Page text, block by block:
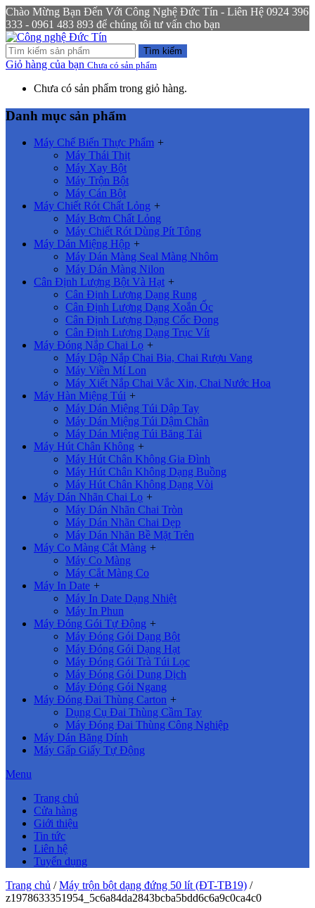
Chào Mừng Bạn Đến Với Công Nghệ Đức Tín - Liên Hệ 0924 396
333 - 0961 483 893 để chúng tôi tư vấn cho bạn
Tìm kiếm
Giỏ hàng của bạn Chưa có sản phẩm
Chưa có sản phẩm trong giỏ hàng.
Danh mục sản phẩm
Máy Chế Biến Thực Phẩm +
Máy Thái Thịt
Máy Xay Bột
Máy Trộn Bột
Máy Cán Bột
Máy Chiết Rót Chất Lỏng +
Máy Bơm Chất Lỏng
Máy Chiết Rót Dùng Pít Tông
Máy Dán Miệng Hộp +
Máy Dán Màng Seal Màng Nhôm
Máy Dán Màng Nilon
Cân Định Lượng Bột Và Hạt +
Cân Định Lượng Dạng Rung
Cân Định Lượng Dạng Xoắn Ốc
Cân Định Lượng Dạng Cốc Đong
Cân Định Lượng Dạng Trục Vít
Máy Đóng Nắp Chai Lọ +
Máy Dập Nắp Chai Bia, Chai Rượu Vang
Máy Viền Mí Lon
Máy Xiết Nắp Chai Vắc Xin, Chai Nước Hoa
Máy Hàn Miệng Túi +
Máy Dán Miệng Túi Dập Tay
Máy Dán Miệng Túi Dậm Chân
Máy Dán Miệng Túi Băng Tải
Máy Hút Chân Không +
Máy Hút Chân Không Gia Đình
Máy Hút Chân Không Dạng Buồng
Máy Hút Chân Không Dạng Vòi
Máy Dán Nhãn Chai Lọ +
Máy Dán Nhãn Chai Tròn
Máy Dán Nhãn Chai Dẹp
Máy Dán Nhãn Bề Mặt Trên
Máy Co Màng Cắt Màng +
Máy Co Màng
Máy Cắt Màng Co
Máy In Date +
Máy In Date Dạng Nhiệt
Máy In Phun
Máy Đóng Gói Tự Động +
Máy Đóng Gói Dạng Bột
Máy Đóng Gói Dạng Hạt
Máy Đóng Gói Trà Túi Lọc
Máy Đóng Gói Dung Dịch
Máy Đóng Gói Ngang
Máy Đóng Đai Thùng Carton +
Dụng Cụ Đai Thùng Cầm Tay
Máy Đóng Đai Thùng Công Nghiệp
Máy Dán Băng Dính
Máy Gấp Giấy Tự Động
Menu
Trang chủ
Cửa hàng
Giới thiệu
Tin tức
Liên hệ
Tuyển dụng
Trang chủ /Máy trộn bột dạng đứng 50 lít (ĐT-TB19) /
z1978633351954_5c6a84da2843bcba5bdd6c6a9c0ca4c0